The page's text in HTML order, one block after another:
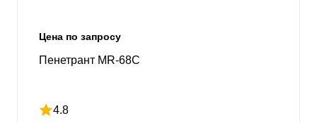
Цена по запросу
Пенетрант MR-68C
4.8
Рейтинг 4.8 из 5